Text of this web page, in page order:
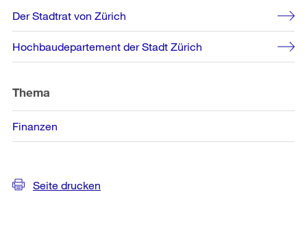
Weitere
Informationen
Der Stadtrat von Zürich
Hochbaudepartement der Stadt Zürich
Thema
Finanzen
Seite drucken